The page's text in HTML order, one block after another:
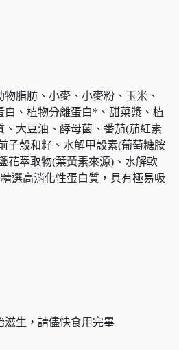
脂肪、小麥、小麥粉、玉米、
白、植物分離蛋白*、甜菜漿、植
、大豆油、酵母菌、番茄(茄紅素
子殼和籽、水解甲殼素(葡萄糖胺
花萃取物(葉黃素來源)、水解軟
選高消化性蛋白質，具有極易吸
滋生，請儘快食用完畢